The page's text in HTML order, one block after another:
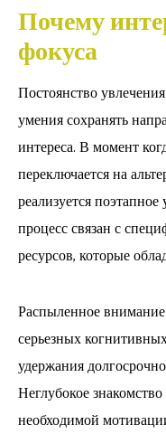
Почему
фокуса
Постоянство
умения сохранять
интереса. В момент
переключается на
реализуется
процесс связан с
ресурсов, которые
Распыленное
серьезных
удержания
Неглубокое
необходимой